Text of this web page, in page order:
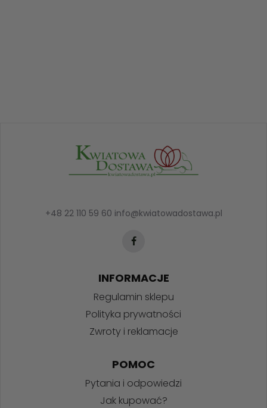
+48 22 110 59 60 info@kwiatowadostawa.pl
INFORMACJE
Regulamin sklepu
Polityka prywatności
Zwroty i reklamacje
POMOC
Pytania i odpowiedzi
Jak kupować?